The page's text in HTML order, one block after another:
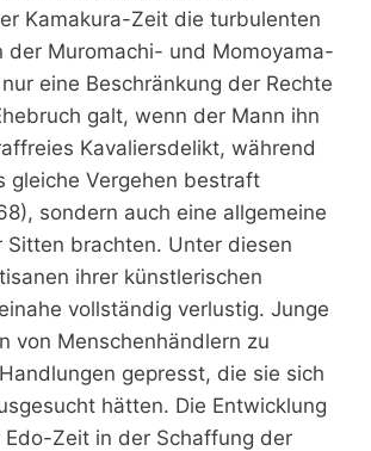
Kamakura-Zeit die turbulenten
der Muromachi- und Momoyama-
eine Beschränkung der Rechte
galt, wenn der Mann ihn
Kavaliersdelikt, während
gleiche Vergehen bestraft
sondern auch eine allgemeine
Sitten brachten. Unter diesen
ihrer künstlerischen
vollständig verlustig. Junge
von Menschenhändlern zu
gepresst, die sie sich
hätten. Die Entwicklung
Zeit in der Schaffung der